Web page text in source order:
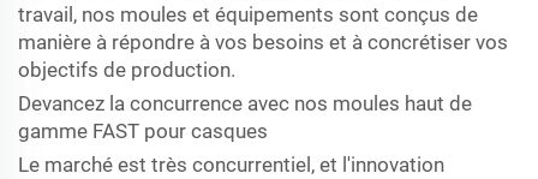
travail, nos moules et équipements sont conçus de
manière à répondre à vos besoins et à concrétiser vos
objectifs de production.
Devancez la concurrence avec nos moules haut de
gamme FAST pour casques
Le marché est très concurrentiel, et l'innovation